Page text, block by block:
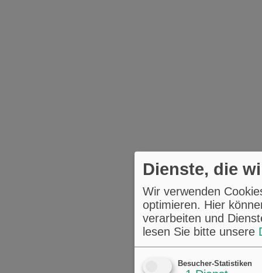
Dienste, die
Wir verwenden
optimieren. Hier
verarbeiten und
lesen Sie bitte unsere
Besucher-Statistiken